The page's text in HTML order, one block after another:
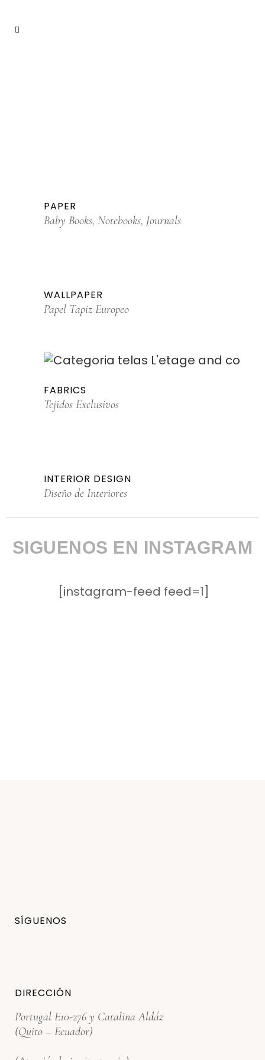
PAPER
Baby Books, Notebooks, Journals
WALLPAPER
Papel Tapiz Europeo
FABRICS
Tejidos Exclusivos
INTERIOR DESIGN
Diseño de Interiores
SIGUENOS EN INSTAGRAM
[instagram-feed feed=1]
SÍGUENOS
DIRECCIÓN
Portugal E10-276 y Catalina Aldáz
(Quito – Ecuador)